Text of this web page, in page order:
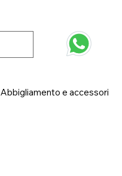
Abbigliamento e accessori